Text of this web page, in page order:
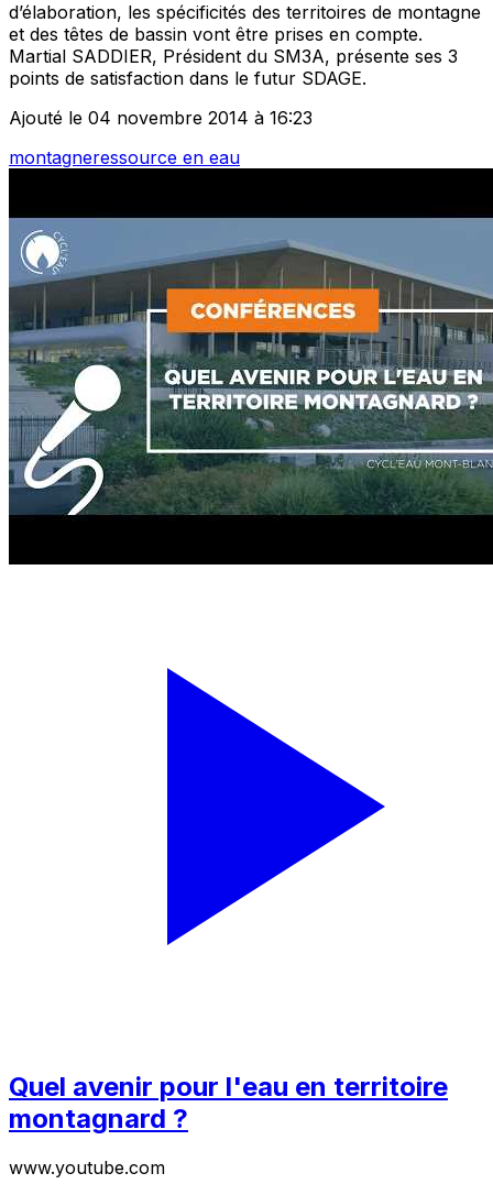
d’élaboration, les spécificités des territoires de montagne
et des têtes de bassin vont être prises en compte.
Martial SADDIER, Président du SM3A, présente ses 3
points de satisfaction dans le futur SDAGE.
Ajouté le 04 novembre 2014 à 16:23
montagneressource en eau
Quel avenir pour l'eau en territoire
montagnard ?
www.youtube.com